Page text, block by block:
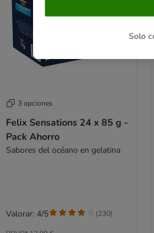
3 opciones
Felix Sensations 24 x 85 g -
Pack Ahorro
Sabores del océano en gelatina
Valorar: 4/5 (230)
Solo